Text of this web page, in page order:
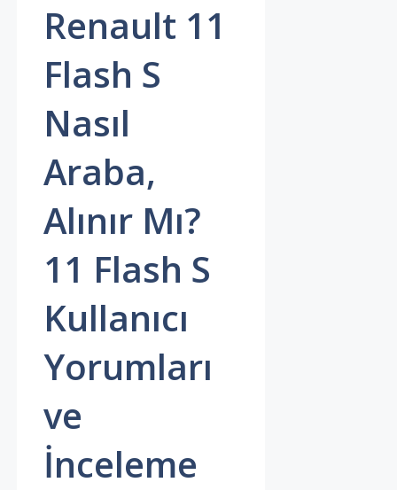
Renault 11
Flash S
Nasıl
Araba,
Alınır Mı?
11 Flash S
Kullanıcı
Yorumları
ve
İnceleme